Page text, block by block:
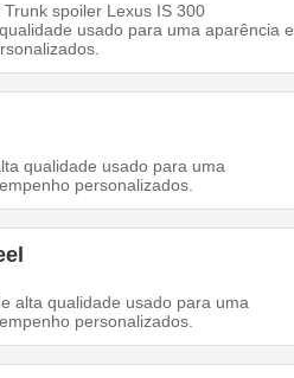
spoiler Lexus IS 300
usado para uma aparência e
qualidade usado para uma
personalizados.
alta qualidade usado para uma
personalizados.